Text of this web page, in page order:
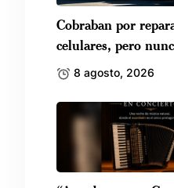
Cobraban por
celulares, pero
8 agosto, 2026